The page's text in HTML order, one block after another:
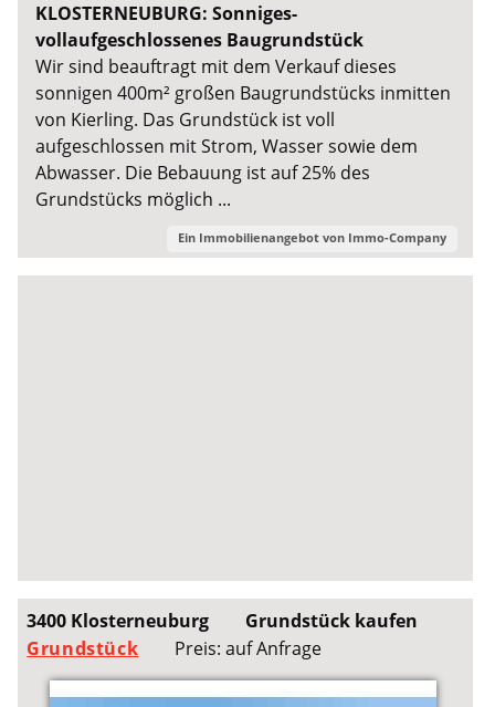
KLOSTERNEUBURG: Sonniges-
vollaufgeschlossenes Baugrundstück
Wir sind beauftragt mit dem Verkauf dieses
sonnigen 400m² großen Baugrundstücks inmitten
von Kierling. Das Grundstück ist voll
aufgeschlossen mit Strom, Wasser sowie dem
Abwasser. Die Bebauung ist auf 25% des
Grundstücks möglich ...
Ein Immobilienangebot von Immo-Company
3400 Klosterneuburg
Grundstück kaufen
Grundstück
Preis: auf Anfrage